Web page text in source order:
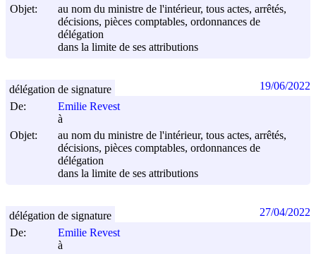
Objet:
au nom du ministre de l'intérieur, tous actes, arrêtés,
décisions, pièces comptables, ordonnances de
délégation
dans la limite de ses attributions
De:
Emilie Revest
à
Objet:
au nom du ministre de l'intérieur, tous actes, arrêtés,
décisions, pièces comptables, ordonnances de
délégation
dans la limite de ses attributions
délégation de signature 19/06/2022
De:
Emilie Revest
à
délégation de signature 27/04/2022